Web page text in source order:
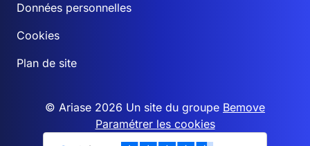
Données personnelles
Cookies
Plan de site
© Ariase 2026 Un site du groupe Bemove
Paramétrer les cookies